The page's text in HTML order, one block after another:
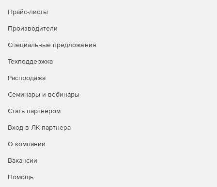
шифрование данных. Сертификат ФСТЭК.
Переход на безбумажный документооборот: полная
ФЗ-63 и требований к СЭД госорганов.
Прайс-листы
Производители
Специальные предложения
Техподдержка
Распродажа
Семинары и вебинары
Стать партнером
Вход в ЛК партнера
О компании
Вакансии
Помощь